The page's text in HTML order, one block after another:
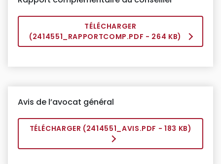
TÉLÉCHARGER
(2414551_RAPPORTCOMP.PDF - 264 KB)
Avis de l’avocat général
TÉLÉCHARGER (2414551_AVIS.PDF - 183 KB)